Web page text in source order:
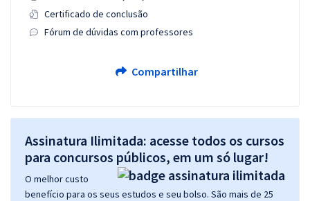
Certificado de conclusão
Fórum de dúvidas com professores
Compartilhar
Assinatura Ilimitada: acesse todos os cursos
para concursos públicos, em um só lugar!
O melhor custo
benefício para os seus estudos e seu bolso. São mais de 25